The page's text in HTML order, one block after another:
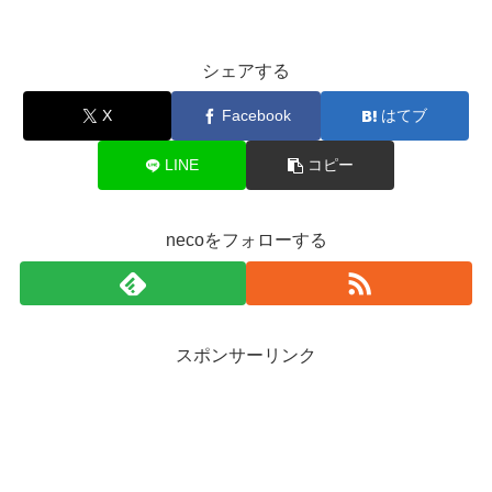
シェアする
X Facebook はてブ
LINE コピー
necoをフォローする
スポンサーリンク